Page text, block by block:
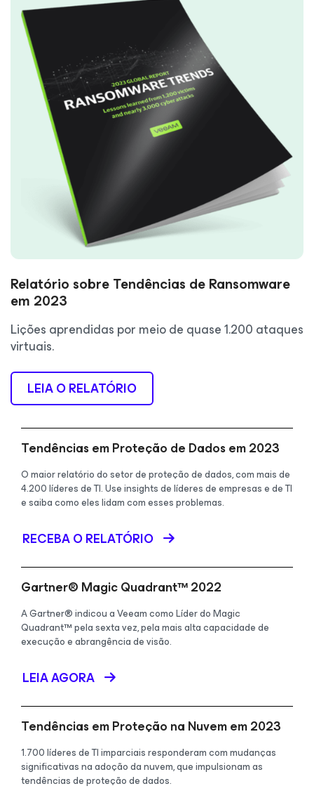
Relatório sobre Tendências de Ransomware
em 2023
Lições aprendidas por meio de quase 1.200 ataques
virtuais.
LEIA O RELATÓRIO
Tendências em Proteção de Dados em 2023
O maior relatório do setor de proteção de dados, com mais de
4.200 líderes de TI. Use insights de líderes de empresas e de TI
e saiba como eles lidam com esses problemas.
RECEBA O RELATÓRIO
Gartner® Magic Quadrant™ 2022
A Gartner® indicou a Veeam como Líder do Magic
Quadrant™ pela sexta vez, pela mais alta capacidade de
execução e abrangência de visão.
LEIA AGORA
Tendências em Proteção na Nuvem em 2023
1.700 líderes de TI imparciais responderam com mudanças
significativas na adoção da nuvem, que impulsionam as
tendências de proteção de dados.